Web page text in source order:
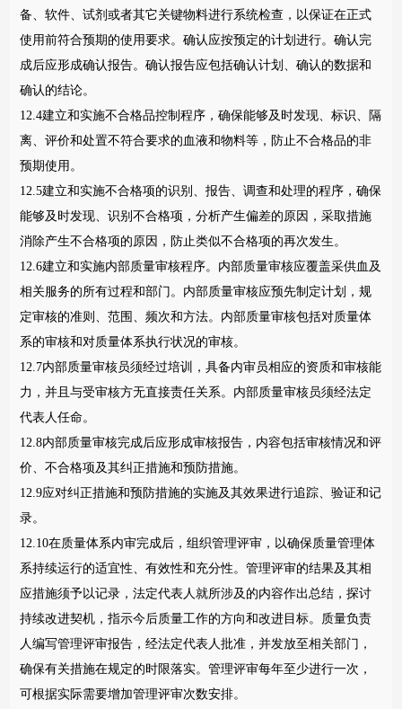
备、软件、试剂或者其它关键物料进行系统检查，以保证在正式
使用前符合预期的使用要求。确认应按预定的计划进行。确认完
成后应形成确认报告。确认报告应包括确认计划、确认的数据和
确认的结论。
12.4建立和实施不合格品控制程序，确保能够及时发现、标识、隔
离、评价和处置不符合要求的血液和物料等，防止不合格品的非
预期使用。
12.5建立和实施不合格项的识别、报告、调查和处理的程序，确保
能够及时发现、识别不合格项，分析产生偏差的原因，采取措施
消除产生不合格项的原因，防止类似不合格项的再次发生。
12.6建立和实施内部质量审核程序。内部质量审核应覆盖采供血及
相关服务的所有过程和部门。内部质量审核应预先制定计划，规
定审核的准则、范围、频次和方法。内部质量审核包括对质量体
系的审核和对质量体系执行状况的审核。
12.7内部质量审核员须经过培训，具备内审员相应的资质和审核能
力，并且与受审核方无直接责任关系。内部质量审核员须经法定
代表人任命。
12.8内部质量审核完成后应形成审核报告，内容包括审核情况和评
价、不合格项及其纠正措施和预防措施。
12.9应对纠正措施和预防措施的实施及其效果进行追踪、验证和记
录。
12.10在质量体系内审完成后，组织管理评审，以确保质量管理体
系持续运行的适宜性、有效性和充分性。管理评审的结果及其相
应措施须予以记录，法定代表人就所涉及的内容作出总结，探讨
持续改进契机，指示今后质量工作的方向和改进目标。质量负责
人编写管理评审报告，经法定代表人批准，并发放至相关部门，
确保有关措施在规定的时限落实。管理评审每年至少进行一次，
可根据实际需要增加管理评审次数安排。